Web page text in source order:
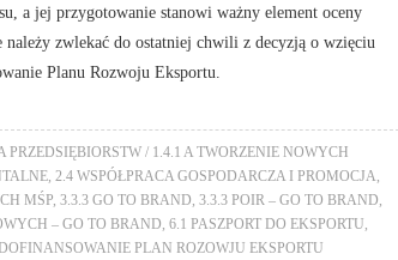
a jej przygotowanie stanowi ważny element oceny
zwlekać do ostatniej chwili z decyzją o wzięciu
Planu Rozwoju Eksportu.
/ 1.4.1 A TWORZENIE NOWYCH
2.4 WSPÓŁPRACA GOSPODARCZA I PROMOCJA
MŚP 3.3.3 GO TO BRAND 3.3.3 POIR – GO TO BRAND
– GO TO BRAND 6.1 PASZPORT DO EKSPORTU
PLAN ROZOWJU EKSPORTU